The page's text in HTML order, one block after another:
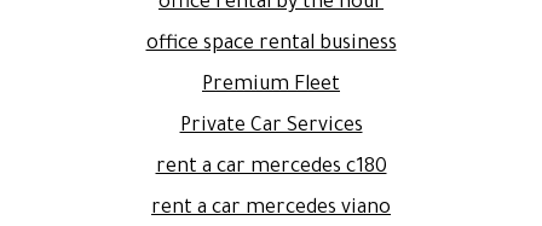
office space rental business
Premium Fleet
Private Car Services
rent a car mercedes c180
rent a car mercedes viano